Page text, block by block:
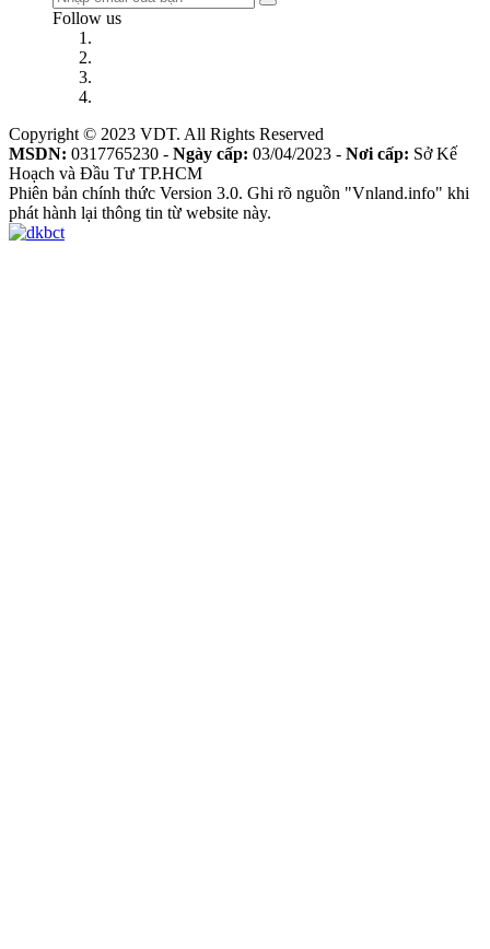
Follow us
Copyright © 2023 VDT. All Rights Reserved
MSDN: 0317765230 - Ngày cấp: 03/04/2023 - Nơi cấp: Sở Kế
Hoạch và Đầu Tư TP.HCM
Phiên bản chính thức Version 3.0. Ghi rõ nguồn "Vnland.info" khi
phát hành lại thông tin từ website này.